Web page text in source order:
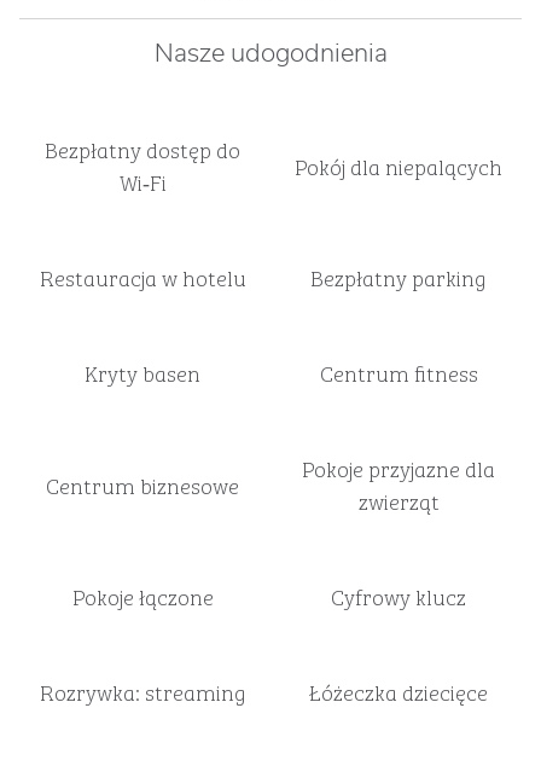
Nasze udogodnienia
Bezpłatny dostęp do
Wi‑Fi
Pokój dla niepalących
Restauracja w hotelu Bezpłatny parking
Kryty basen Centrum fitness
Centrum biznesowe
Pokoje przyjazne dla
zwierząt
Pokoje łączone Cyfrowy klucz
Rozrywka: streaming Łóżeczka dziecięce